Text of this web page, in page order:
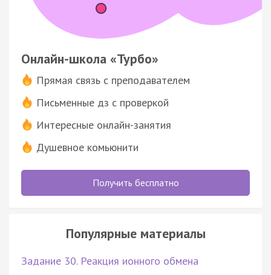
Онлайн-школа «Турбо»
Прямая связь с преподавателем
Письменные дз с проверкой
Интересные онлайн-занятия
Душевное комьюнити
Получить бесплатно
Популярные материалы
Задание 30. Реакция ионного обмена